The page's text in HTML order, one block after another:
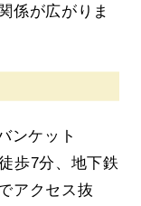
係が広がりま
ンケット
歩7分、地下鉄
アクセス抜